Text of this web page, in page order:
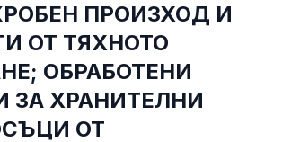
ПРОИЗХОД И
ОТ ТЯХНОТО
ОБРАБОТЕНИ
ЗА ХРАНИТЕЛНИ
ОТ